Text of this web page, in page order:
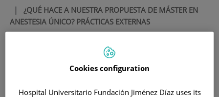
| ¿QUÉ HACE A NUESTRA PROPUESTA DE MÁSTER EN
ANESTESIA ÚNICO? PRÁCTICAS EXTERNAS
¿Qué hace a nuestra
propuesta de Máster en
Cookies configuration
Hospital Universitario Fundación Jiménez Díaz uses its